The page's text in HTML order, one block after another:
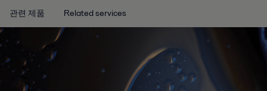
관련 제품 Related services